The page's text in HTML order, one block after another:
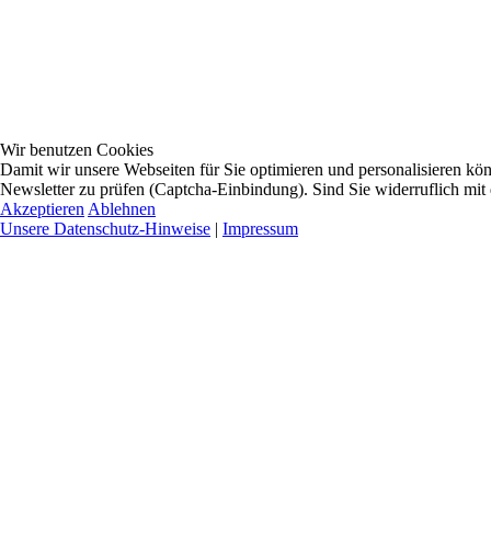
Wir benutzen Cookies
Damit wir unsere Webseiten für Sie optimieren und personalisieren
Newsletter zu prüfen (Captcha-Einbindung). Sind Sie widerruflich mit
Akzeptieren Ablehnen
Unsere Datenschutz-Hinweise | Impressum